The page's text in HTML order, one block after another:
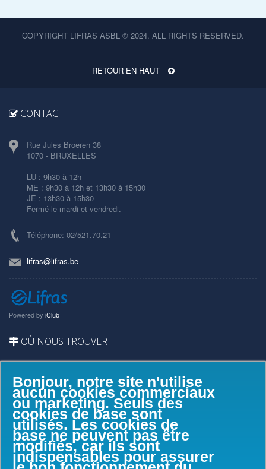
Bonjour, notre site n'utilise
aucun cookies commerciaux
ou marketing. Seuls des
cookies de base sont
utilisés. Les cookies de
base ne peuvent pas être
modifiés, car ils sont
indispensables pour assurer
COPYRIGHT LIFRAS ASBL © 2024. ALL RIGHTS RESERVED.
RETOUR EN HAUT
CONTACT
Rue Jules Broeren 38
1070 - BRUXELLES
LU : 9h30 à 12h
ME : 9h30 à 12h et 13h30 à 15h30
JE : 13h30 à 15h30
Fermé le mardi et vendredi.
Téléphone: 02/521.70.21
lifras@lifras.be
Powered by iClub
OÙ NOUS TROUVER